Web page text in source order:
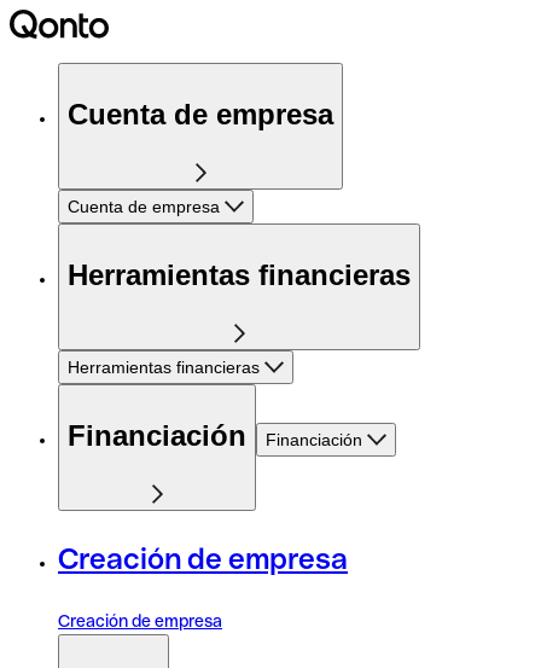
Cuenta de empresa
Cuenta de empresa
Herramientas financieras
Herramientas financieras
Financiación Financiación
Creación de empresa
Creación de empresa